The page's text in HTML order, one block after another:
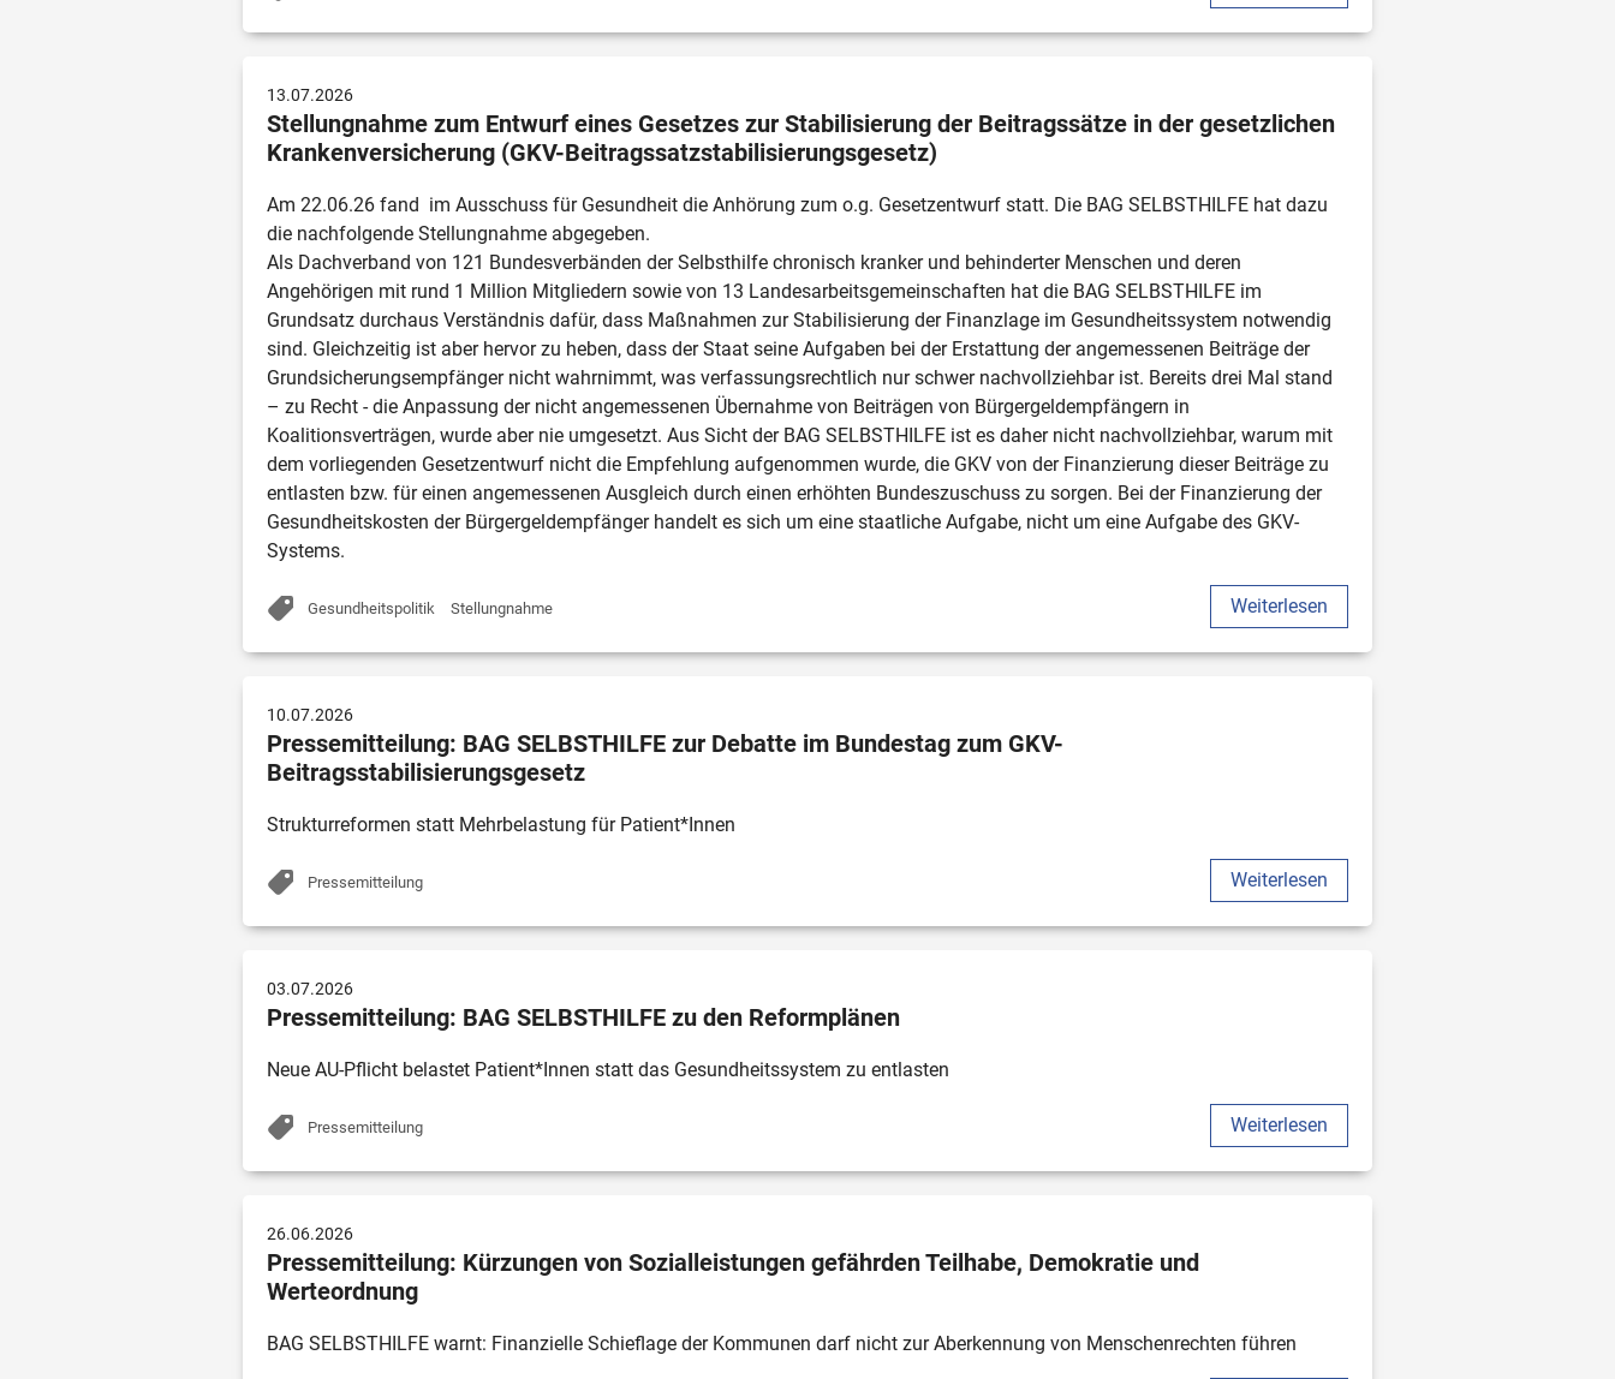
13.07.2026
Stellungnahme zum Entwurf eines Gesetzes zur Stabilisierung der Beitragssätze in der gesetzlichen
Krankenversicherung (GKV-Beitragssatzstabilisierungsgesetz)
Am 22.06.26 fand  im Ausschuss für Gesundheit die Anhörung zum o.g. Gesetzentwurf statt. Die BAG SELBSTHILFE hat dazu
die nachfolgende Stellungnahme abgegeben.
Als Dachverband von 121 Bundesverbänden der Selbsthilfe chronisch kranker und behinderter Menschen und deren
Angehörigen mit rund 1 Million Mitgliedern sowie von 13 Landesarbeitsgemeinschaften hat die BAG SELBSTHILFE im
Grundsatz durchaus Verständnis dafür, dass Maßnahmen zur Stabilisierung der Finanzlage im Gesundheitssystem notwendig
sind. Gleichzeitig ist aber hervor zu heben, dass der Staat seine Aufgaben bei der Erstattung der angemessenen Beiträge der
Grundsicherungsempfänger nicht wahrnimmt, was verfassungsrechtlich nur schwer nachvollziehbar ist. Bereits drei Mal stand
– zu Recht - die Anpassung der nicht angemessenen Übernahme von Beiträgen von Bürgergeldempfängern in
Koalitionsverträgen, wurde aber nie umgesetzt. Aus Sicht der BAG SELBSTHILFE ist es daher nicht nachvollziehbar, warum mit
dem vorliegenden Gesetzentwurf nicht die Empfehlung aufgenommen wurde, die GKV von der Finanzierung dieser Beiträge zu
entlasten bzw. für einen angemessenen Ausgleich durch einen erhöhten Bundeszuschuss zu sorgen. Bei der Finanzierung der
Gesundheitskosten der Bürgergeldempfänger handelt es sich um eine staatliche Aufgabe, nicht um eine Aufgabe des GKV-
Gesundheitspolitik Stellungnahme Weiterlesen
10.07.2026
Pressemitteilung: BAG SELBSTHILFE zur Debatte im Bundestag zum GKV-
Beitragsstabilisierungsgesetz
Strukturreformen statt Mehrbelastung für Patient*Innen
Pressemitteilung Weiterlesen
03.07.2026
Pressemitteilung: BAG SELBSTHILFE zu den Reformplänen
Neue AU-Pflicht belastet Patient*Innen statt das Gesundheitssystem zu entlasten
Pressemitteilung Weiterlesen
26.06.2026
Pressemitteilung: Kürzungen von Sozialleistungen gefährden Teilhabe, Demokratie und
Werteordnung
BAG SELBSTHILFE warnt: Finanzielle Schieflage der Kommunen darf nicht zur Aberkennung von Menschenrechten führen